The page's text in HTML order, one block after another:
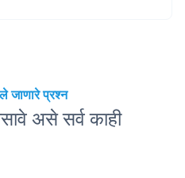
जाणारे प्रश्न
असे सर्व काही